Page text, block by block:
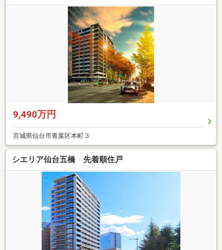
9,490万円
宮城県仙台市青葉区本町３
シエリア仙台五橋 先着順住戸